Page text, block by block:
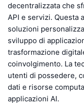
decentralizzata che
API e servizi. Questa
soluzioni
sviluppo di
trasformazione
coinvolgimento. La
utenti di possedere,
dati e risorse
applicazioni AI.